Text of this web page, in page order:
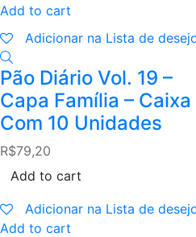
Add to cart
Adicionar na Lista de
Pão Diário Vol. 19 –
Capa Família – Caixa
Com 10 Unidades
R$79,20
Add to cart
Adicionar na Lista de
Add to cart